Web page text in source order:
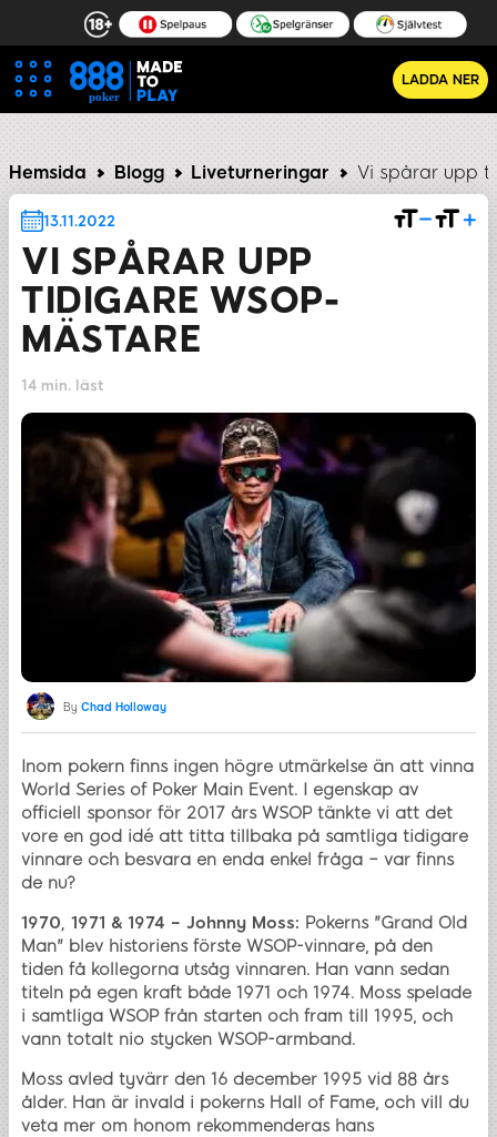
LADDA NER
Hemsida Blogg Liveturneringar Vi spårar upp
VI SPÅRAR UPP
TIDIGARE WSOP-
MÄSTARE
13.11.2022
14 min. läst
By Chad Holloway
Inom pokern finns ingen högre utmärkelse än att vinna
World Series of Poker Main Event. I egenskap av
officiell sponsor för 2017 års WSOP tänkte vi att det
vore en god idé att titta tillbaka på samtliga tidigare
vinnare och besvara en enda enkel fråga – var finns
de nu?
1970, 1971 & 1974 – Johnny Moss: Pokerns "Grand Old
Man" blev historiens förste WSOP-vinnare, på den
tiden få kollegorna utsåg vinnaren. Han vann sedan
titeln på egen kraft både 1971 och 1974. Moss spelade
i samtliga WSOP från starten och fram till 1995, och
vann totalt nio stycken WSOP-armband.
Moss avled tyvärr den 16 december 1995 vid 88 års
ålder. Han är invald i pokerns Hall of Fame, och vill du
veta mer om honom rekommenderas hans